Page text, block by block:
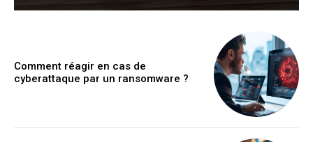
Comment réagir en cas de
cyberattaque par un ransomware ?